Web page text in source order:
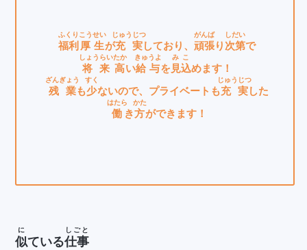
福利
ふくり
厚生
こうせい
が充実
じゅうじつ
しており、 頑張
がんば
り次第
しだい
で
将来
しょうらい
高
たか
い給与
きゅうよ
を見込
みこ
めます！
残業
ざんぎょう
も少
すく
ないので、プライベートも充実
じゅうじつ
した
働
はたら
き方
かた
ができます！
似
に
ている仕事
しごと